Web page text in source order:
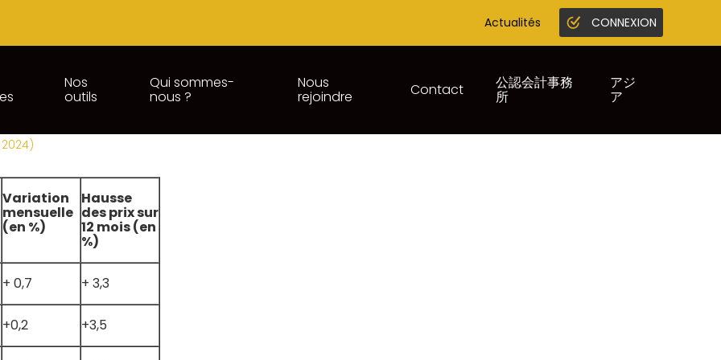
Actualités CONNEXION
Nos
outils
Qui sommes-
nous ?
Nous
rejoindre Contact 公認会計事務
所
アジ
ア
CONSOMMATION EN GUYANE – ANNÉE 2023
Variation
mensuelle
(en %)
Hausse
des prix sur
12 mois (en
%)
+ 0,7 + 3,3
+0,2 +3,5